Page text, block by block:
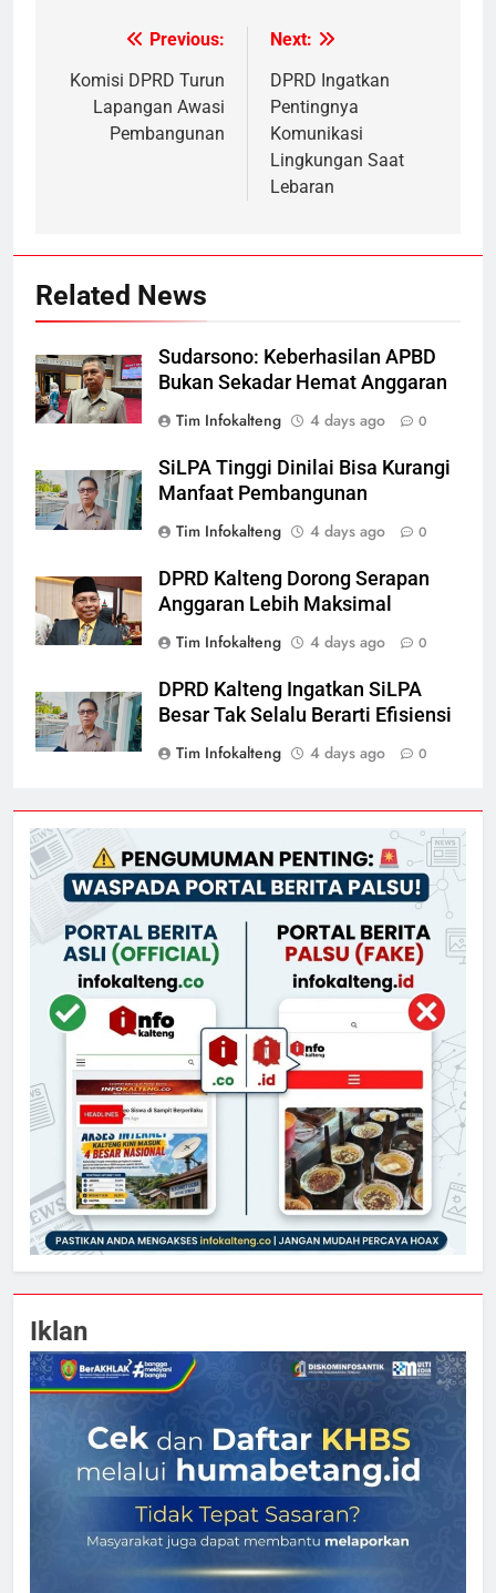
navigation
Previous:
Komisi DPRD Turun
Lapangan Awasi
Pembangunan
Next:
DPRD Ingatkan
Pentingnya
Komunikasi
Lingkungan Saat
Lebaran
Related News
Sudarsono: Keberhasilan APBD
Bukan Sekadar Hemat Anggaran
Tim Infokalteng
4 days ago 0
SiLPA Tinggi Dinilai Bisa Kurangi
Manfaat Pembangunan
Tim Infokalteng
4 days ago 0
DPRD Kalteng Dorong Serapan
Anggaran Lebih Maksimal
Tim Infokalteng
4 days ago 0
DPRD Kalteng Ingatkan SiLPA
Besar Tak Selalu Berarti Efisiensi
Tim Infokalteng
4 days ago 0
Iklan